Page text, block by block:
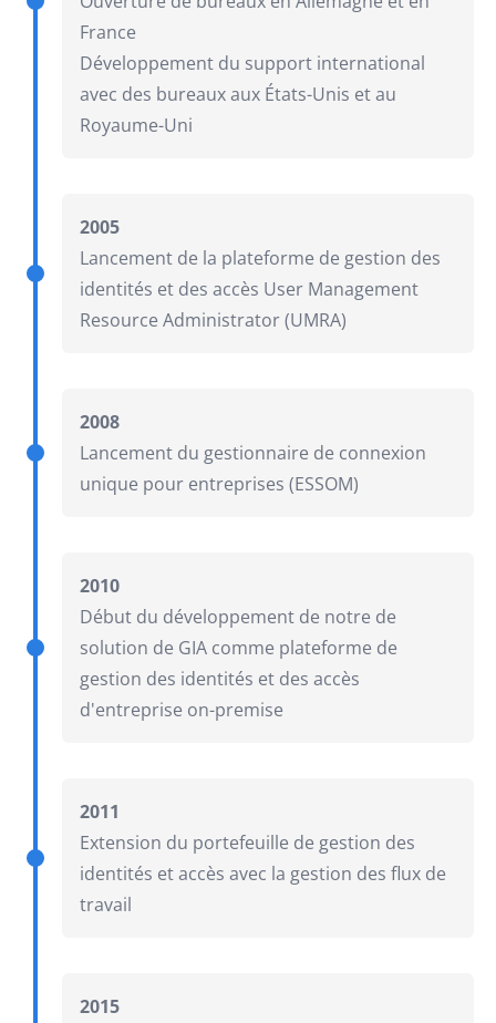
France
Développement du support international
avec des bureaux aux États-Unis et au
Royaume-Uni
2005
Lancement de la plateforme de gestion des
identités et des accès User Management
Resource Administrator (UMRA)
2008
Lancement du gestionnaire de connexion
unique pour entreprises (ESSOM)
2010
Début du développement de notre de
solution de GIA comme plateforme de
gestion des identités et des accès
d'entreprise on-premise
2011
Extension du portefeuille de gestion des
identités et accès avec la gestion des flux de
travail
2015